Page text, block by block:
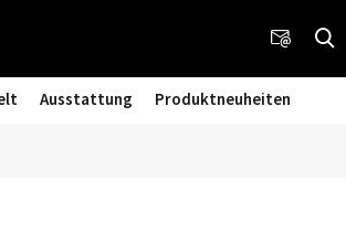
Ausstattung Produktneuheiten